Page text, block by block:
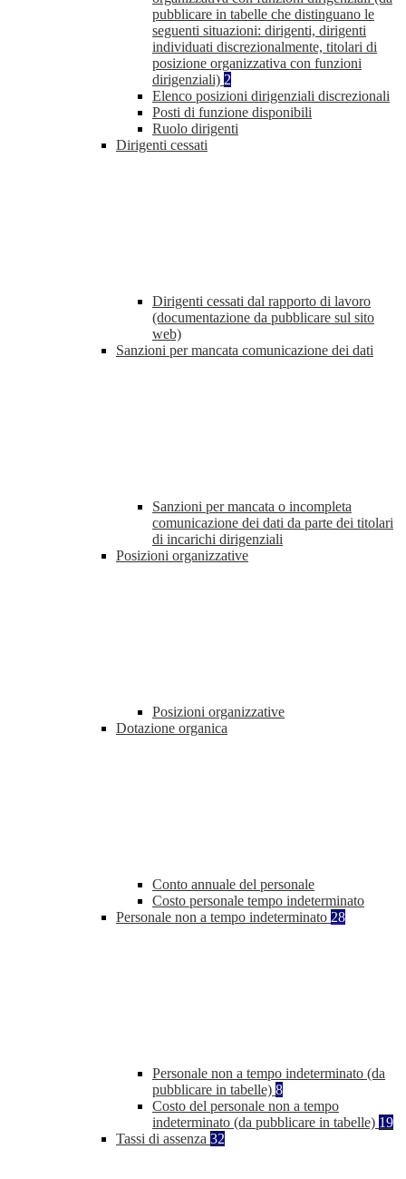
pubblicare in tabelle che distinguano le
seguenti situazioni: dirigenti, dirigenti
individuati discrezionalmente, titolari di
posizione organizzativa con funzioni
dirigenziali) 2
Elenco posizioni dirigenziali discrezionali
Posti di funzione disponibili
Ruolo dirigenti
Dirigenti cessati
Dirigenti cessati dal rapporto di lavoro
(documentazione da pubblicare sul sito
web)
Sanzioni per mancata comunicazione dei dati
Sanzioni per mancata o incompleta
comunicazione dei dati da parte dei titolari
di incarichi dirigenziali
Posizioni organizzative
Posizioni organizzative
Dotazione organica
Conto annuale del personale
Costo personale tempo indeterminato
Personale non a tempo indeterminato 28
Personale non a tempo indeterminato (da
pubblicare in tabelle) 8
Costo del personale non a tempo
indeterminato (da pubblicare in tabelle) 19
Tassi di assenza 32